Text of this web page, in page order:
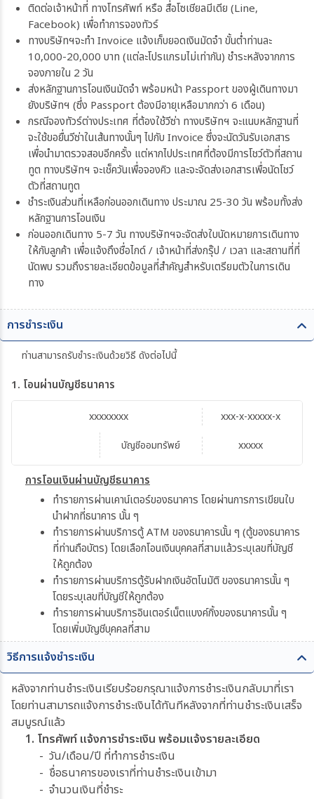
ติดต่อเจ้าหน้าที่ ทางโทรศัพท์ หรือ สื่อโซเชียลมีเดีย (Line,
Facebook) เพื่อทำการจองทัวร์
ทางบริษัทฯจะทำ Invoice แจ้งเก็บยอดเงินมัดจำ ขั้นต่ำท่านละ
10,000-20,000 บาท (แต่ละโปรแกรมไม่เท่ากัน) ชำระหลังจากการ
จองภายใน 2 วัน
ส่งหลักฐานการโอนเงินมัดจำ พร้อมหน้า Passport ของผู้เดินทางมา
ยังบริษัทฯ (ซึ่ง Passport ต้องมีอายุเหลือมากกว่า 6 เดือน)
กรณีจองทัวร์ต่างประเทศ ที่ต้องใช้วีซ่า ทางบริษัทฯ จะแนบหลักฐานที่
จะใช้ขอยื่นวีซ่าในเส้นทางนั้นๆ ไปกับ Invoice ซึ่งจะนัดวันรับเอกสาร
เพื่อนำมาตรวจสอบอีกครั้ง แต่หากไปประเทศที่ต้องมีการโชว์ตัวที่สถาน
ทูต ทางบริษัทฯ จะเช็ควันเพื่อจองคิว และจะจัดส่งเอกสารเพื่อนัดโชว์
ตัวที่สถานทูต
ชำระเงินส่วนที่เหลือก่อนออกเดินทาง ประมาณ 25-30 วัน พร้อมทั้งส่ง
หลักฐานการโอนเงิน
ก่อนออกเดินทาง 5-7 วัน ทางบริษัทฯจะจัดส่งใบนัดหมายการเดินทาง
ให้กับลูกค้า เพื่อแจ้งถึงชื่อไกด์ / เจ้าหน้าที่ส่งกรุ๊ป / เวลา และสถานที่ที่
นัดพบ รวมถึงรายละเอียดข้อมูลที่สำคัญสำหรับเตรียมตัวในการเดิน
ทาง
การชำระเงิน
ท่านสามารถรับชำระเงินด้วยวิธี ดังต่อไปนี้
1. โอนผ่านบัญชีธนาคาร
บัญชีออมทรัพย์
xxxxxxxx
xxxxx
xxx-x-xxxxx-x
การโอนเงินผ่านบัญชีธนาคาร
ทำรายการผ่านเคาน์เตอร์ของธนาคาร โดยผ่านการการเขียนใบ
นำฝากที่ธนาคาร นั้น ๆ
ทำรายการผ่านบริการตู้ ATM ของธนาคารนั้น ๆ (ตู้ของธนาคาร
ที่ท่านถือบัตร) โดยเลือกโอนเงินบุคคลที่สามแล้วระบุเลขที่บัญชี
ให้ถูกต้อง
ทำรายการผ่านบริการตู้รับฝากเงินอัตโนมัติ ของธนาคารนั้น ๆ
โดยระบุเลขที่บัญชีให้ถูกต้อง
ทำรายการผ่านบริการอินเตอร์เน็ตแบงค์กิ้งของธนาคารนั้น ๆ
โดยเพิ่มบัญชีบุคคลที่สาม
วิธีการแจ้งชำระเงิน
หลังจากท่านชำระเงินเรียบร้อยกรุณาแจ้งการชำระเงินกลับมาที่เรา
โดยท่านสามารถแจ้งการชำระเงินได้ทันทีหลังจากที่ท่านชำระเงินเสร็จ
สมบูรณ์แล้ว
1. โทรศัพท์ แจ้งการชำระเงิน พร้อมแจ้งรายละเอียด
- วัน/เดือน/ปี ที่ทำการชำระเงิน
- ชื่อธนาคารของเราที่ท่านชำระเงินเข้ามา
- จำนวนเงินที่ชำระ